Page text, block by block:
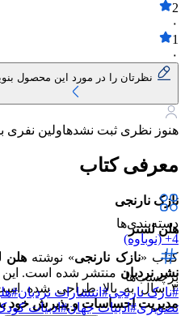
2
۰
1
۰
نظرتان را در مورد این محصول
هنوز نظری ثبت نشدهاولین نفری
معرفی کتاب
نازک نارنجی
هلن لستر
کتاب «نازک نارنجی» نوشتههلن
نشر نردبان
۳ سال به بالا طراحی شده است. موضوع اصلی کتاب
مدیریت احساسات و پذیرش خود
دسته‌بندی‌ها
4+ (نوباوه)
برچسب‌ها
#نازک نارنجی# انتشارات نردبان#
تصویری#ادبیات جهان#ادبیات